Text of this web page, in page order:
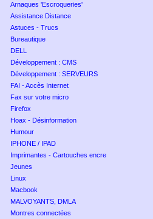
Arnaques 'Escroqueries'
Assistance Distance
Astuces - Trucs
Bureautique
DELL
Développement : CMS
Développement : SERVEURS
FAI - Accès Internet
Fax sur votre micro
Firefox
Hoax - Désinformation
Humour
IPHONE / IPAD
Imprimantes - Cartouches encre
Jeunes
Linux
Macbook
MALVOYANTS, DMLA
Montres connectées